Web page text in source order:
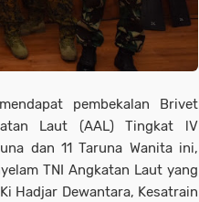
pembekalan Brivet
Laut (AAL) Tingkat lV
dan 11 Taruna Wanita ini,
TNI Angkatan Laut yang
Hadjar Dewantara, Kesatrain